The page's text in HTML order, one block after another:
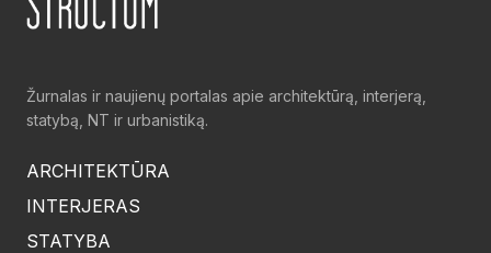
Žurnalas ir naujienų portalas apie architektūrą, interjerą,
statybą, NT ir urbanistiką.
ARCHITEKTŪRA
INTERJERAS
STATYBA